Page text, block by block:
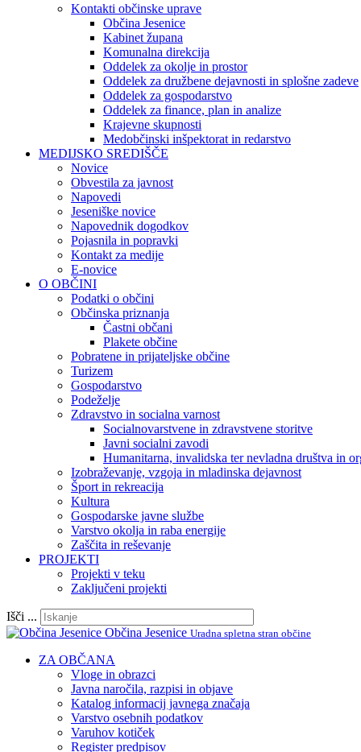
Kontakti občinske uprave
Občina Jesenice
Kabinet župana
Komunalna direkcija
Oddelek za okolje in prostor
Oddelek za družbene dejavnosti in splošne zadeve
Oddelek za gospodarstvo
Oddelek za finance, plan in analize
Krajevne skupnosti
Medobčinski inšpektorat in redarstvo
MEDIJSKO SREDIŠČE
Novice
Obvestila za javnost
Napovedi
Jeseniške novice
Napovednik dogodkov
Pojasnila in popravki
Kontakt za medije
E-novice
O OBČINI
Podatki o občini
Občinska priznanja
Častni občani
Plakete občine
Pobratene in prijateljske občine
Turizem
Gospodarstvo
Podeželje
Zdravstvo in socialna varnost
Socialnovarstvene in zdravstvene storitve
Javni socialni zavodi
Humanitarna, invalidska ter nevladna društva in
Izobraževanje, vzgoja in mladinska dejavnost
Šport in rekreacija
Kultura
Gospodarske javne službe
Varstvo okolja in raba energije
Zaščita in reševanje
PROJEKTI
Projekti v teku
Zaključeni projekti
Išči ...
Občina Jesenice Uradna spletna stran občine
ZA OBČANA
Vloge in obrazci
Javna naročila, razpisi in objave
Katalog informacij javnega značaja
Varstvo osebnih podatkov
Varuhov kotiček
Register predpisov